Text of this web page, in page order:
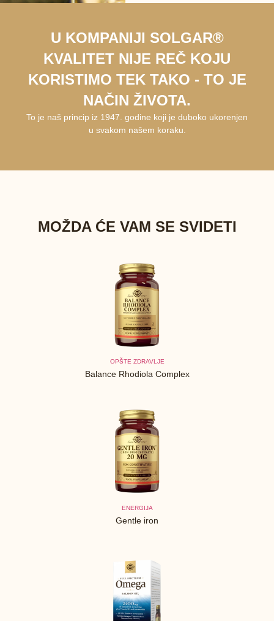
U KOMPANIJI SOLGAR®
KVALITET NIJE REČ KOJU
KORISTIMO TEK TAKO - TO JE
NAČIN ŽIVOTA.
To je naš princip iz 1947. godine koji je duboko ukorenjen
u svakom našem koraku.
MOŽDA ĆE VAM SE SVIDETI
OPŠTE ZDRAVLJE
Balance Rhodiola Complex
ENERGIJA
Gentle iron